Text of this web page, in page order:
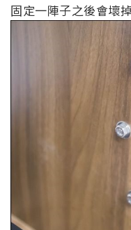
固定一陣子之後會壞掉